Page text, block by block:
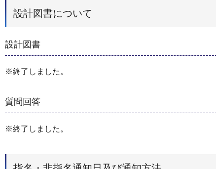
設計図書について
設計図書
※終了しました。
質問回答
※終了しました。